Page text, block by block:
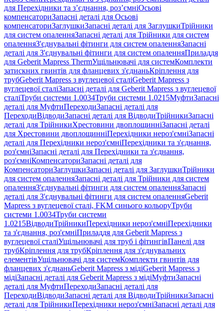
для Перехідники та з’єднання, роз’ємніОсьові
компенсаториЗапасні деталі для Осьові
компенсаториЗаглушкиЗапасні деталі для ЗаглушкиТрійники
для систем опаленняЗапасні деталі для Трійники для систем
опаленняЗ'єднувальні фітинги для систем опаленняЗапасні
деталі для З'єднувальні фітинги для систем опаленняПриладдя
для Geberit Mapress ThermУщільнювачі для системКомплекти
затискних гвинтів для фланцевих з'єднаньКріплення для
трубGeberit Mapress з вуглецевої сталіGeberit Mapress з
вуглецевої сталіЗапасні деталі для Geberit Mapress з вуглецевої
сталіТруби системи 1.0034Труби системи 1.0215МуфтиЗапасні
деталі для МуфтиПереходиЗапасні деталі для
ПереходиВідводиЗапасні деталі для ВідводиТрійникиЗапасні
деталі для ТрійникиХрестовини двоплощинніЗапасні деталі
для Хрестовини двоплощинніПерехідники нероз'ємніЗапасні
деталі для Перехідники нероз'ємніПерехідники та з'єднання,
роз'ємніЗапасні деталі для Перехідники та з'єднання,
роз'ємніКомпенсаториЗапасні деталі для
КомпенсаториЗаглушкиЗапасні деталі для ЗаглушкиТрійники
для систем опаленняЗапасні деталі для Трійники для систем
опаленняЗ'єднувальні фітинги для систем опаленняЗапасні
деталі для З'єднувальні фітинги для систем опаленняGeberit
Mapress з вуглецевої сталі, FKM синього кольоруТруби
системи 1.0034Труби системи
1.0215ВідводиТрійникиПерехідники нероз'ємніПерехідники
та з'єднання, роз'ємніПриладдя для Geberit Mapress з
вуглецевої сталіУщільнювачі для труб і фітингівПанелі для
трубКріплення для трубКріплення для з'єднувальних
елементівУщільнювачі для системКомплекти гвинтів для
фланцевих з'єднаньGeberit Mapress з мідіGeberit Mapress з
мідіЗапасні деталі для Geberit Mapress з мідіМуфтиЗапасні
деталі для МуфтиПереходиЗапасні деталі для
ПереходиВідводиЗапасні деталі для ВідводиТрійникиЗапасні
деталі для ТрійникиПерехідники нероз'ємніЗапасні деталі для